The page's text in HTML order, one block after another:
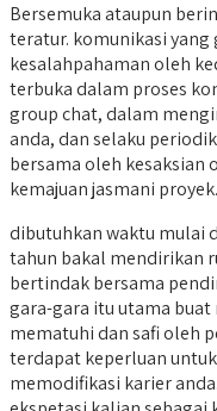
Bersemuka ataupun
teratur. komunikasi
kesalahpahaman oleh
terbuka dalam proses
group chat, dalam
anda, dan selaku
bersama oleh
kemajuan jasmani proyek.
dibutuhkan waktu mulai
tahun bakal mendirikan
bertindak bersama
gara-gara itu utama
mematuhi dan safi oleh
terdapat keperluan
memodifikasi karier